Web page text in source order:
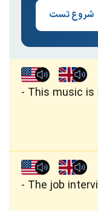
شروع تست
This music is
The job